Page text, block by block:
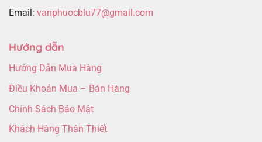
Email: vanphuocblu77@gmail.com
Hướng dẫn
Hướng Dẫn Mua Hàng
Điều Khoản Mua – Bán Hàng
Chính Sách Bảo Mật
Khách Hàng Thân Thiết